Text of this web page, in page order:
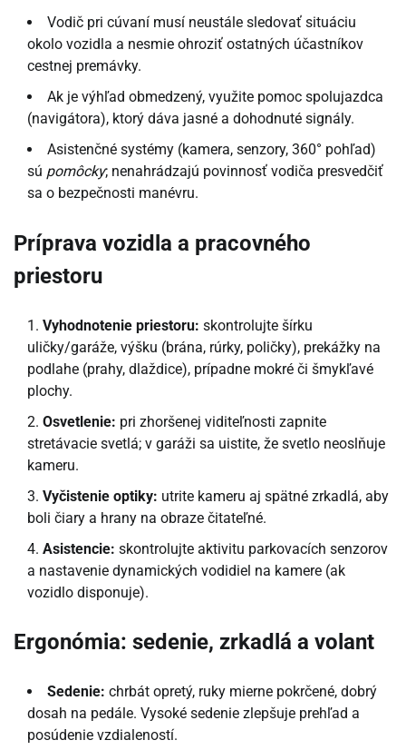
Vodič pri cúvaní musí neustále sledovať situáciu
okolo vozidla a nesmie ohroziť ostatných účastníkov
cestnej premávky.
Ak je výhľad obmedzený, využite pomoc spolujazdca
(navigátora), ktorý dáva jasné a dohodnuté signály.
Asistenčné systémy (kamera, senzory, 360° pohľad)
sú pomôcky; nenahrádzajú povinnosť vodiča presvedčiť
sa o bezpečnosti manévru.
Príprava vozidla a pracovného
priestoru
Vyhodnotenie priestoru: skontrolujte šírku
uličky/garáže, výšku (brána, rúrky, poličky), prekážky na
podlahe (prahy, dlaždice), prípadne mokré či šmykľavé
plochy.
Osvetlenie: pri zhoršenej viditeľnosti zapnite
stretávacie svetlá; v garáži sa uistite, že svetlo neoslňuje
kameru.
Vyčistenie optiky: utrite kameru aj spätné zrkadlá, aby
boli čiary a hrany na obraze čitateľné.
Asistencie: skontrolujte aktivitu parkovacích senzorov
a nastavenie dynamických vodidiel na kamere (ak
vozidlo disponuje).
Ergonómia: sedenie, zrkadlá a volant
Sedenie: chrbát opretý, ruky mierne pokrčené, dobrý
dosah na pedále. Vysoké sedenie zlepšuje prehľad a
posúdenie vzdialeností.